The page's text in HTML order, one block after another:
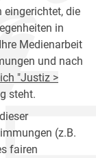
eingerichtet, die
in
Medienarbeit
und nach
"Justiz >
steht.
(z.B.
fairen